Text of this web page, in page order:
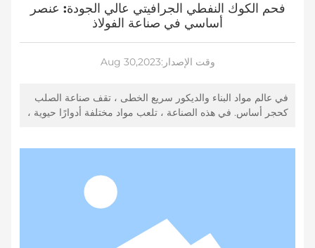
فحم الكوك النفطي الجرافيتي عالي الجودة: عنصر
أساسي في صناعة الفولاذ
وقت الإصدار:Aug 30,2023
في عالم مواد البناء والديكور سريع الخطى ، تقف صناعة الصلب
كحجر أساس. في هذه الصناعة ، تلعب مواد مختلفة أدوارًا حيوية ،